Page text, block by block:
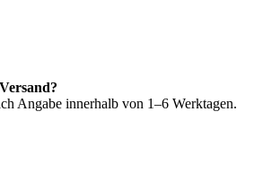
Angabe innerhalb von 1–6 Werktagen.